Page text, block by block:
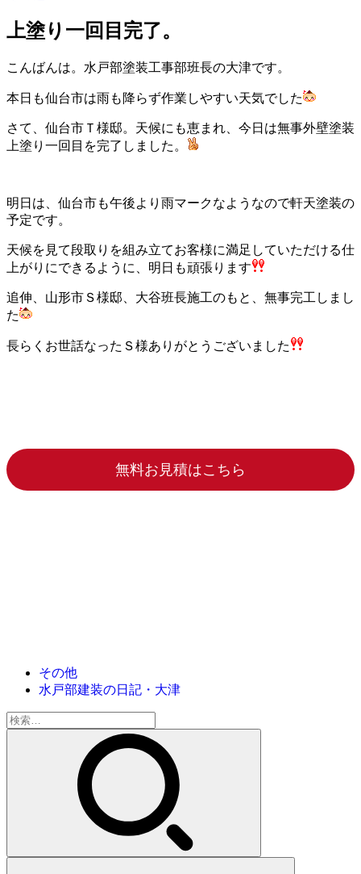
上塗り一回目完了。
こんばんは。水戸部塗装工事部班長の大津です。
本日も仙台市は雨も降らず作業しやすい天気でした
さて、仙台市Ｔ様邸。天候にも恵まれ、今日は無事外壁塗装
上塗り一回目を完了しました。
明日は、仙台市も午後より雨マークなようなので軒天塗装の
予定です。
天候を見て段取りを組み立てお客様に満足していただける仕
上がりにできるように、明日も頑張ります
追伸、山形市Ｓ様邸、大谷班長施工のもと、無事完工しまし
た
長らくお世話なったＳ様ありがとうございました
無料お見積はこちら
その他
水戸部建装の日記・大津
検
索: